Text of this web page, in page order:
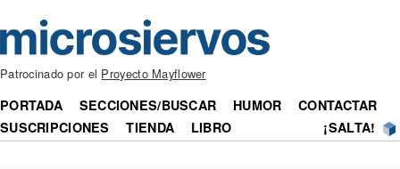
Patrocinado por el Proyecto Mayflower
PORTADA SECCIONES/BUSCAR HUMOR
CONTACTAR
SUSCRIPCIONES
TIENDA LIBRO ¡SALTA!